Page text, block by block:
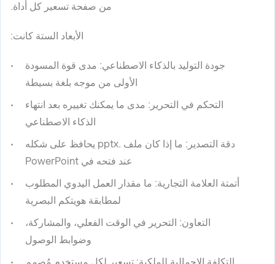
من صفحة تسعير كل أداة.
الأبعاد الستة كانت:
جودة التوليد بالذكاء الاصطناعي: مدى قوة المسودة
الأولى من موجه بلغة بسيطة
التحكم في التحرير : مدى ما يمكنك تغييره بعد انتهاء
الذكاء الاصطناعي
دقة التصدير
: ما إذا كان ملف .pptx يحافظ على شكله
عند فتحه في PowerPoint
أتمتة العلامة التجارية: ما مقدار العمل اليدوي المطلوب
لمطابقة هويتكم البصرية
التعاون: التحرير في الوقت الفعلي، والمشاركة،
وضوابط الوصول